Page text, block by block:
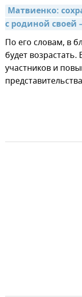
Матвиенко:
с родиной своей
По его словам, в
будет
участников и